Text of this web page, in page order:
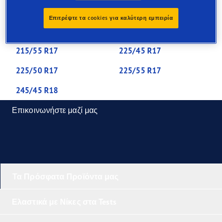
205/45 R16
205/50 R17
205/55 R16
205/60 R16
215/55 R17
225/45 R17
225/50 R17
225/55 R17
245/45 R18
Επικοινωνήστε μαζί μας
Επιτρέψτε τα cookies για καλύτερη εμπειρία